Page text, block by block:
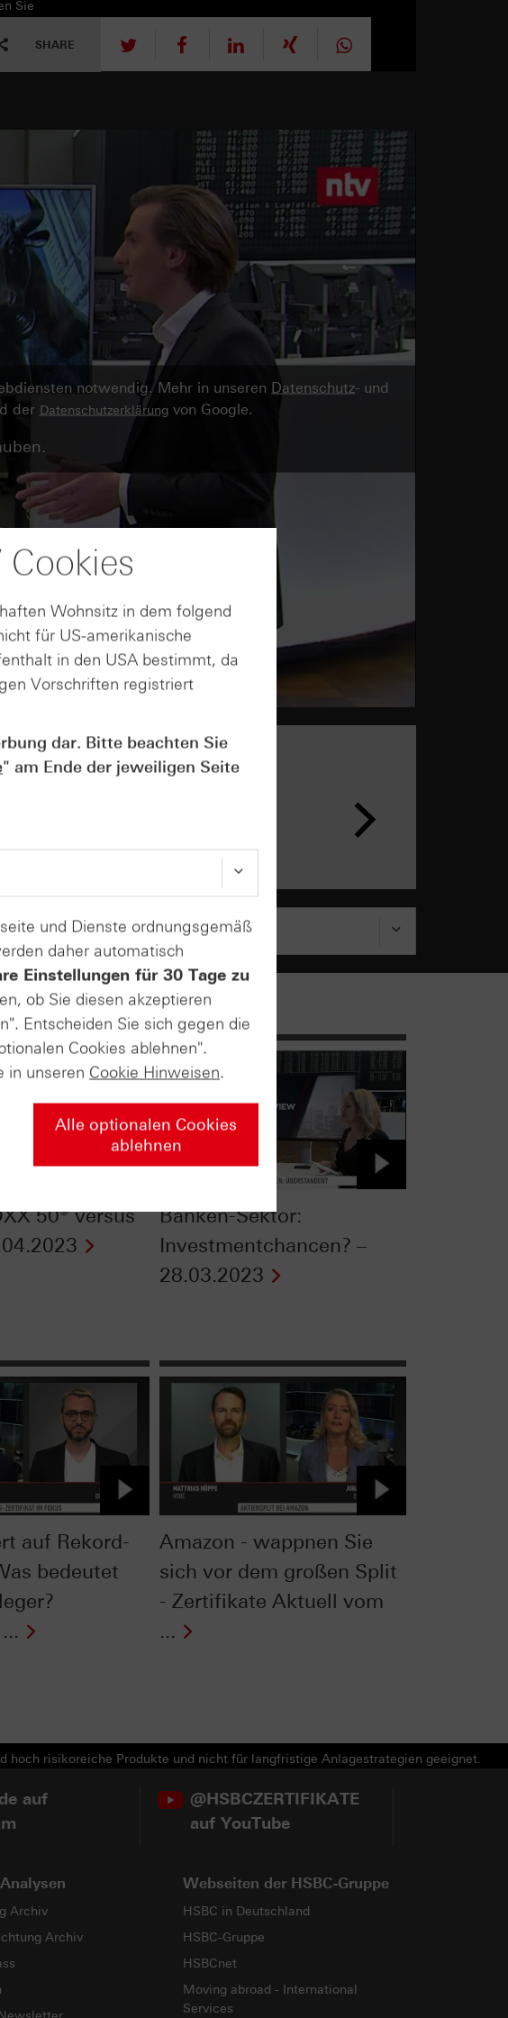
Sie
SHARE tweet mitteilen
notwendig. Mehr in unseren Datenschutz- und
der Datenschutzerklärungvon Google.
Kosten &
50® versus
Banken-Sektor:
Investmentchancen? –
28.03.2023
auf Rekord-
bedeutet
Amazon - wappnen Sie
sich vor dem großen Split
- Zertifikate Aktuell vom
...
risikoreiche Produkte und nicht für langfristige Anlagestrategien geeignet.
auf
@HSBCZERTIFIKATE
auf YouTube
Archiv
Archiv
Webseiten der HSBC-Gruppe
HSBC in Deutschland
HSBC-Gruppe
HSBCnet
Moving abroad - International
Services
Wohnsitz in dem folgend
für US-amerikanische
in den USA bestimmt, da
Vorschriften registriert
dar. Bitte beachten Sie
" am Ende der jeweiligen Seite
und Dienste ordnungsgemäß
daher automatisch
Einstellungen für 30 Tage zu
ob Sie diesen akzeptieren
Entscheiden Sie sich gegen die
Cookies ablehnen".
in unseren Cookie Hinweisen.
Alle optionalen Cookies
ablehnen